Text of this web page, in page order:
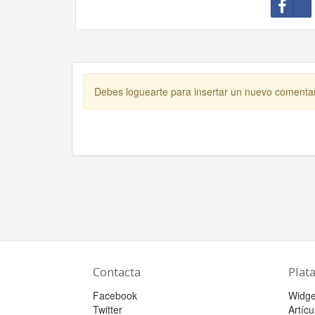
Debes loguearte para insertar un nuevo
Contacta
Facebook
Twitter